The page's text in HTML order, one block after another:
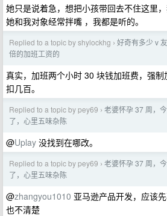
她只是说着急，想把小孩带回去不住这里
她和我对象经常拌嘴 ，我都是听的。
Replied to a topic by shylockhg › 好奇有多少 v
倍的加班工资的
真实，加班两个小时 30 块钱加班费，强
扣几百。
Replied to a topic by pey69 › 老婆怀孕 37 周，
了，心里五味杂陈
@Uplay 没找到在哪改。
Replied to a topic by pey69 › 老婆怀孕 37 周，
了，心里五味杂陈
@zhangyou1010 亚马逊产品开发，应该
也不清楚